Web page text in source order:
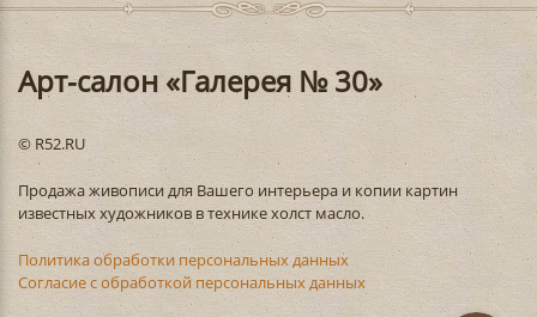
Арт-салон «Галерея № 30»
© R52.RU
Продажа живописи для Вашего интерьера и копии картин
известных художников в технике холст масло.
Политика обработки персональных данных
Согласие с обработкой персональных данных